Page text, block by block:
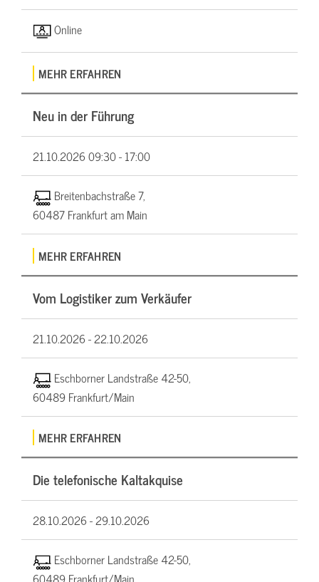
Online
MEHR ERFAHREN
Neu in der Führung
21.10.202609:30 - 17:00
Breitenbachstraße 7,
60487 Frankfurt am Main
MEHR ERFAHREN
Vom Logistiker zum Verkäufer
21.10.2026 -22.10.2026
Eschborner Landstraße 42-50,
60489 Frankfurt/Main
MEHR ERFAHREN
Die telefonische Kaltakquise
28.10.2026 -29.10.2026
Eschborner Landstraße 42-50,